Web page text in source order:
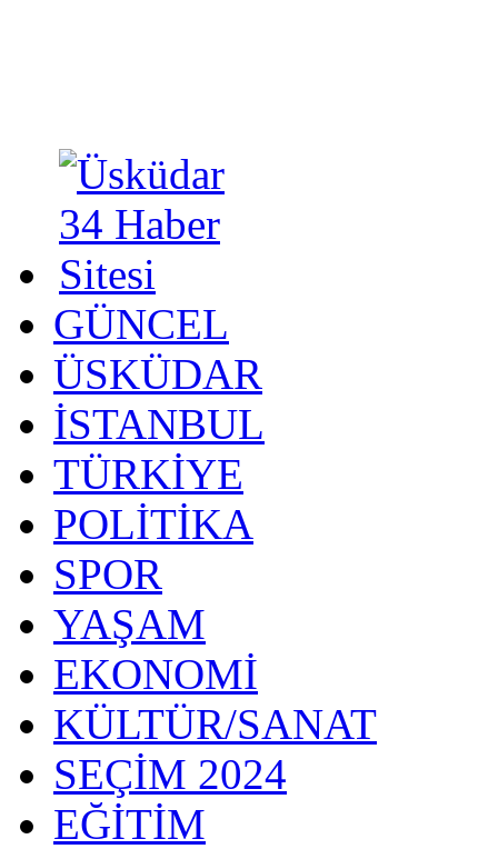
GÜNCEL
ÜSKÜDAR
İSTANBUL
TÜRKİYE
POLİTİKA
SPOR
YAŞAM
EKONOMİ
KÜLTÜR/SANAT
SEÇİM 2024
EĞİTİM